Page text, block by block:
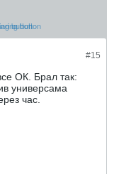
#15
ОК. Брал так:
универсама
час.